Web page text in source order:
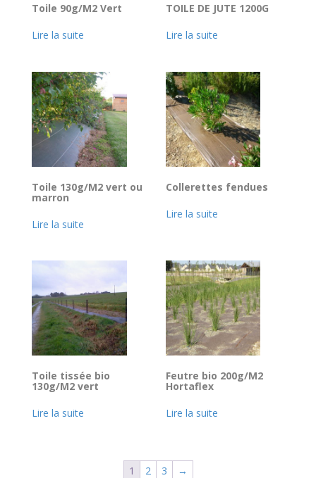
Toile 90g/M2 Vert
Lire la suite
TOILE DE JUTE 1200G
Lire la suite
Toile 130g/M2 vert ou
marron
Lire la suite
Collerettes fendues
Lire la suite
Toile tissée bio
130g/M2 vert
Lire la suite
Feutre bio 200g/M2
Hortaflex
Lire la suite
1 2 3 →